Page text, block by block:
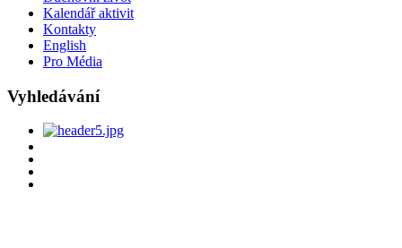
Kalendář aktivit
Kontakty
English
Pro Média
Vyhledávání